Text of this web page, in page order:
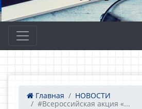
Главная
НОВОСТИ
#Всероссийская акция «...